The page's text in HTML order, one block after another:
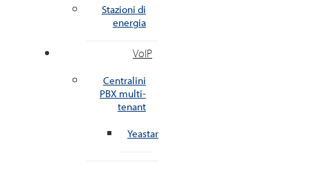
Stazioni di
energia
VoIP
Centralini
PBX multi-
tenant
Yeastar